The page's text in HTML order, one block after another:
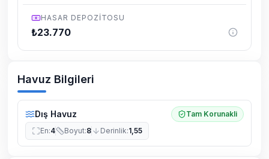
HASAR DEPOZITOSU
₺23.770
Havuz Bilgileri
Dış Havuz
Tam Korunakli
En:4 Boyut:8 Derinlik:1,55